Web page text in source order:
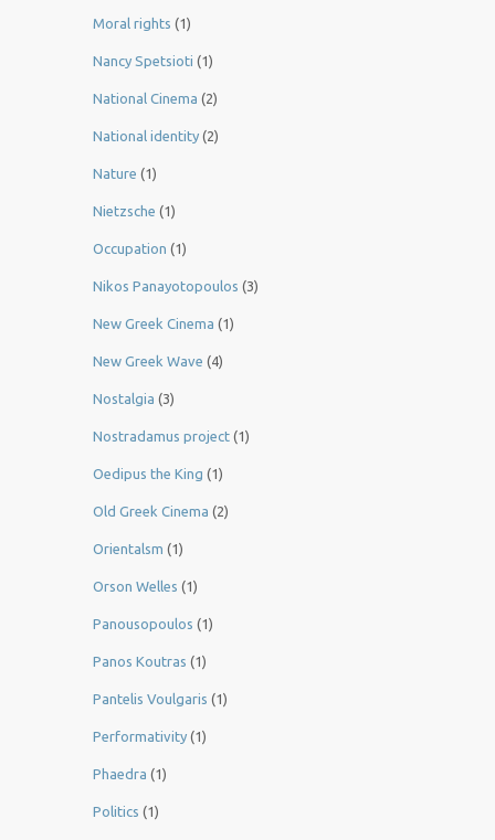
Moral rights (1)
Nancy Spetsioti (1)
National Cinema (2)
National identity (2)
Nature (1)
Nietzsche (1)
Occupation (1)
Nikos Panayotopoulos (3)
New Greek Cinema (1)
New Greek Wave (4)
Nostalgia (3)
Nostradamus project (1)
Oedipus the King (1)
Old Greek Cinema (2)
Orientalsm (1)
Orson Welles (1)
Panousopoulos (1)
Panos Koutras (1)
Pantelis Voulgaris (1)
Performativity (1)
Phaedra (1)
Politics (1)